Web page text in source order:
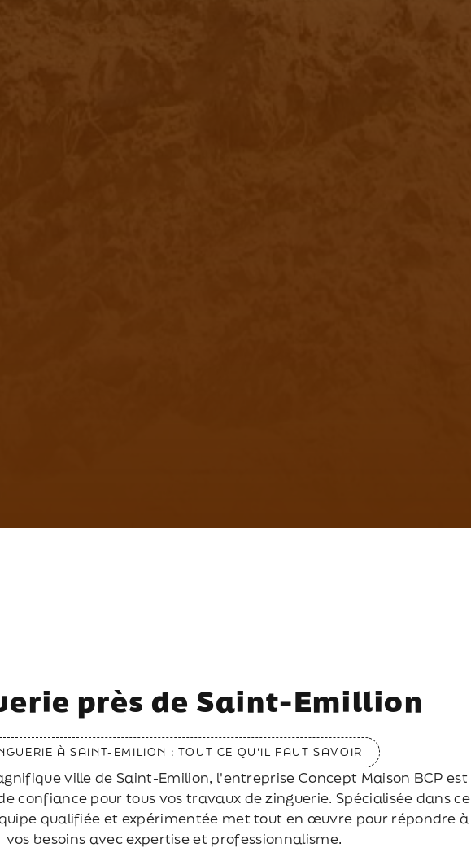
près de Saint-Emillion
À SAINT-EMILION : TOUT CE QU'IL FAUT SAVOIR
ville de Saint-Emilion, l'entreprise Concept Maison BCP est
confiance pour tous vos travaux de zinguerie. Spécialisée dans ce
qualifiée et expérimentée met tout en œuvre pour répondre à
vos besoins avec expertise et professionnalisme.